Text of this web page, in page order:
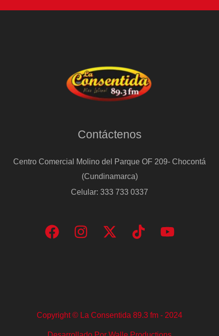
Contáctenos
Centro Comercial Molino del Parque OF 209- Chocontá
(Cundinamarca)
Celular: 333 733 0337
Copyright © La Consentida 89.3 fm - 2024